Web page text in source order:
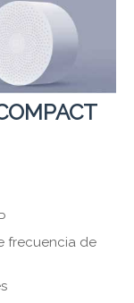
frecuencia de